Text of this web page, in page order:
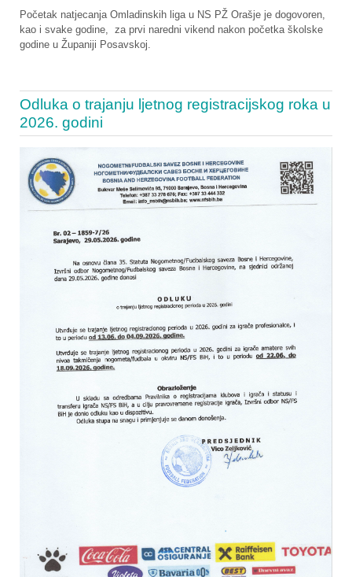
Početak natjecanja Omladinskih liga u NS PŽ Orašje je dogovoren,
kao i svake godine, za prvi naredni vikend nakon početka školske
godine u Županiji Posavskoj.
Odluka o trajanju ljetnog registracijskog roka u
2026. godini